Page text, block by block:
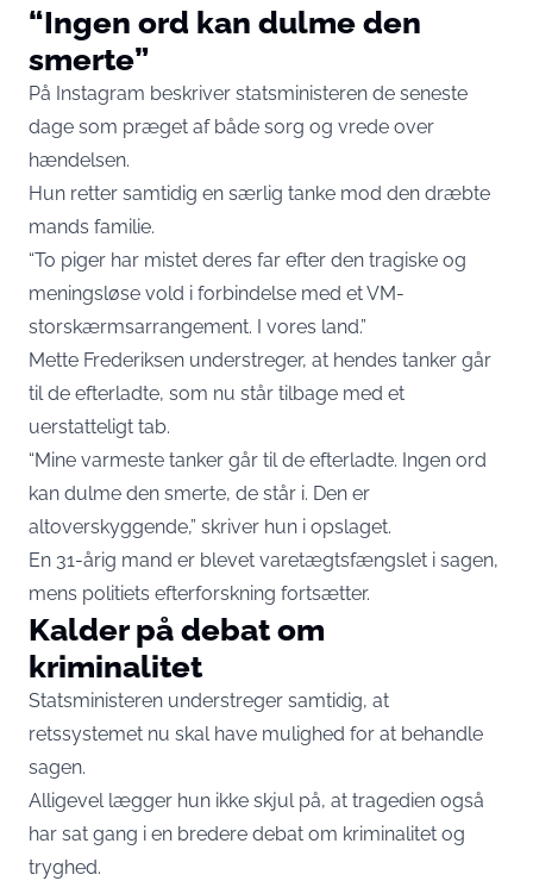
“Ingen ord kan dulme den
smerte”
På Instagram beskriver statsministeren de seneste
dage som præget af både sorg og vrede over
hændelsen.
Hun retter samtidig en særlig tanke mod den dræbte
mands familie.
“To piger har mistet deres far efter den tragiske og
meningsløse vold i forbindelse med et VM-
storskærmsarrangement. I vores land.”
Mette Frederiksen understreger, at hendes tanker går
til de efterladte, som nu står tilbage med et
uerstatteligt tab.
“Mine varmeste tanker går til de efterladte. Ingen ord
kan dulme den smerte, de står i. Den er
altoverskyggende,” skriver hun i opslaget.
En 31-årig mand er blevet varetægtsfængslet i sagen,
mens politiets efterforskning fortsætter.
Kalder på debat om
kriminalitet
Statsministeren understreger samtidig, at
retssystemet nu skal have mulighed for at behandle
sagen.
Alligevel lægger hun ikke skjul på, at tragedien også
har sat gang i en bredere debat om kriminalitet og
tryghed.